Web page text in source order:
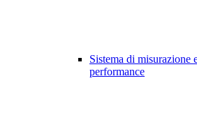
Sistema di misurazione
performance